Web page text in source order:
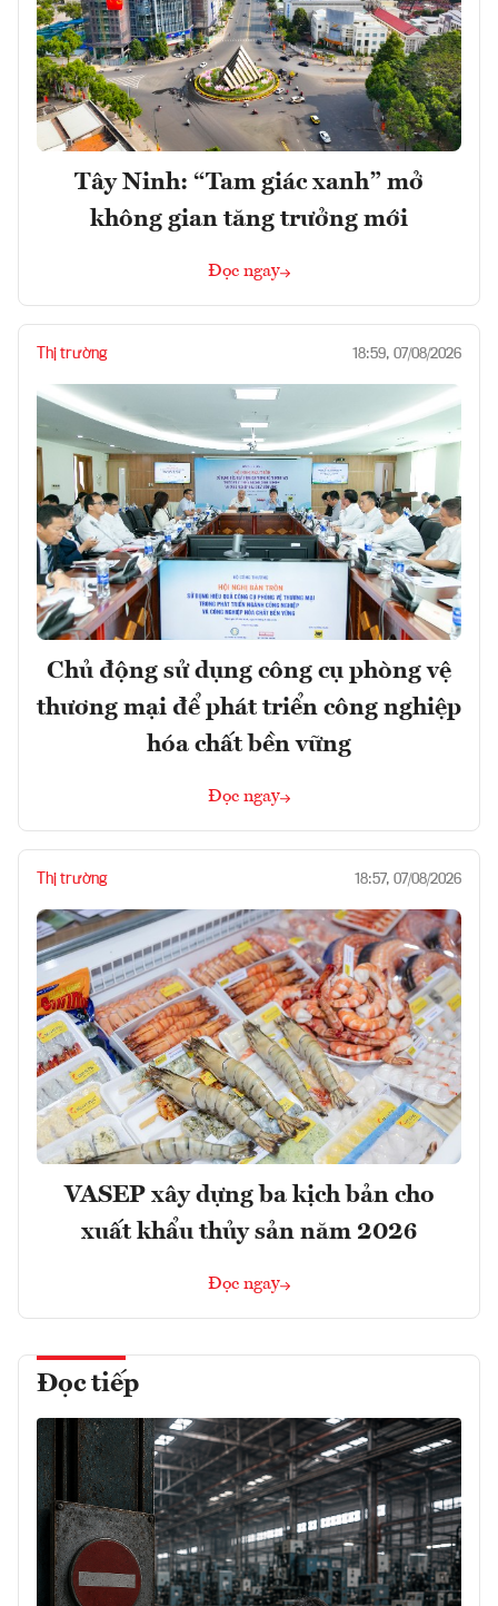
Tây Ninh: “Tam giác xanh” mở
không gian tăng trưởng mới
Đọc ngay
Thị trường 18:59, 07/08/2026
Chủ động sử dụng công cụ phòng vệ
thương mại để phát triển công nghiệp
hóa chất bền vững
Đọc ngay
Thị trường 18:57, 07/08/2026
VASEP xây dựng ba kịch bản cho
xuất khẩu thủy sản năm 2026
Đọc ngay
Đọc tiếp